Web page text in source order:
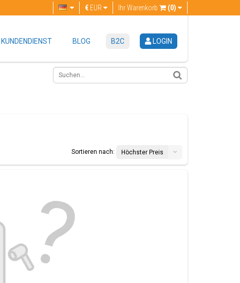
Ihr Warenkorb (0)
€ EUR
KUNDENDIENST BLOG B2C LOGIN
Sortieren nach:
Höchster Preis